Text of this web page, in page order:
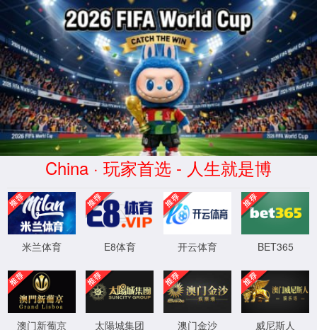
宝马(1211·老版认证)电子游戏-
Official Platform
请输入验证码下载附件
XML 地图